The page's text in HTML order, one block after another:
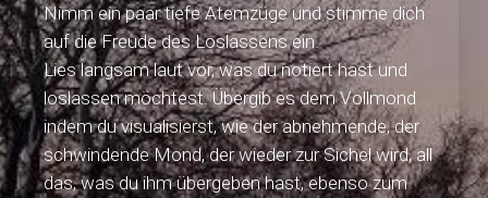
Nimm ein paar tiefe Atemzüge und stimme dich
auf die Freude des Loslassens ein.
Lies langsam laut vor, was du notiert hast und
loslassen möchtest. Übergib es dem Vollmond
indem du visualisierst, wie der abnehmende, der
schwindende Mond, der wieder zur Sichel wird, all
das, was du ihm übergeben hast, ebenso zum